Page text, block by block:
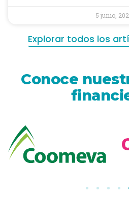
5 junio,
Explorar todos los
Conoce